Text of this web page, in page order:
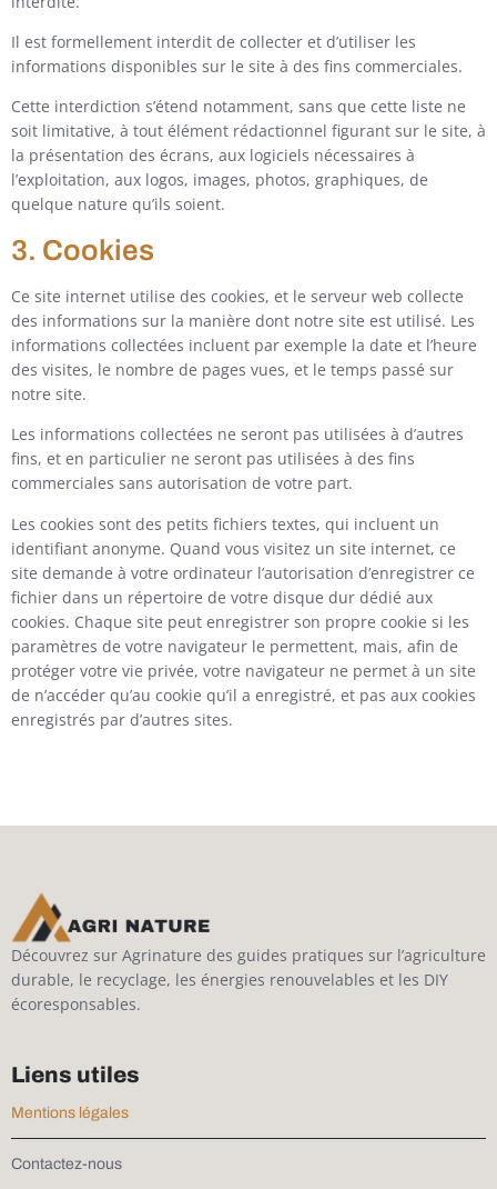
Il est formellement interdit de collecter et d’utiliser les
informations disponibles sur le site à des fins commerciales.
Cette interdiction s’étend notamment, sans que cette liste ne
soit limitative, à tout élément rédactionnel figurant sur le site, à
la présentation des écrans, aux logiciels nécessaires à
l’exploitation, aux logos, images, photos, graphiques, de
quelque nature qu’ils soient.
3. Cookies
Ce site internet utilise des cookies, et le serveur web collecte
des informations sur la manière dont notre site est utilisé. Les
informations collectées incluent par exemple la date et l’heure
des visites, le nombre de pages vues, et le temps passé sur
notre site.
Les informations collectées ne seront pas utilisées à d’autres
fins, et en particulier ne seront pas utilisées à des fins
commerciales sans autorisation de votre part.
Les cookies sont des petits fichiers textes, qui incluent un
identifiant anonyme. Quand vous visitez un site internet, ce
site demande à votre ordinateur l’autorisation d’enregistrer ce
fichier dans un répertoire de votre disque dur dédié aux
cookies. Chaque site peut enregistrer son propre cookie si les
paramètres de votre navigateur le permettent, mais, afin de
protéger votre vie privée, votre navigateur ne permet à un site
de n’accéder qu’au cookie qu’il a enregistré, et pas aux cookies
enregistrés par d’autres sites.
Découvrez sur Agrinature des guides pratiques sur l’agriculture
durable, le recyclage, les énergies renouvelables et les DIY
écoresponsables.
Liens utiles
Mentions légales
Contactez-nous